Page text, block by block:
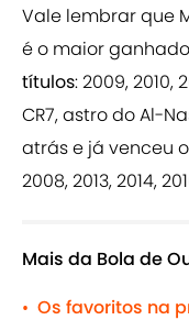
Vale lembrar que
é o maior
títulos: 2009, 2010,
CR7, astro do Al-
atrás e já venceu
2008, 2013, 2014,
Mais da Bola de
• Os favoritos na